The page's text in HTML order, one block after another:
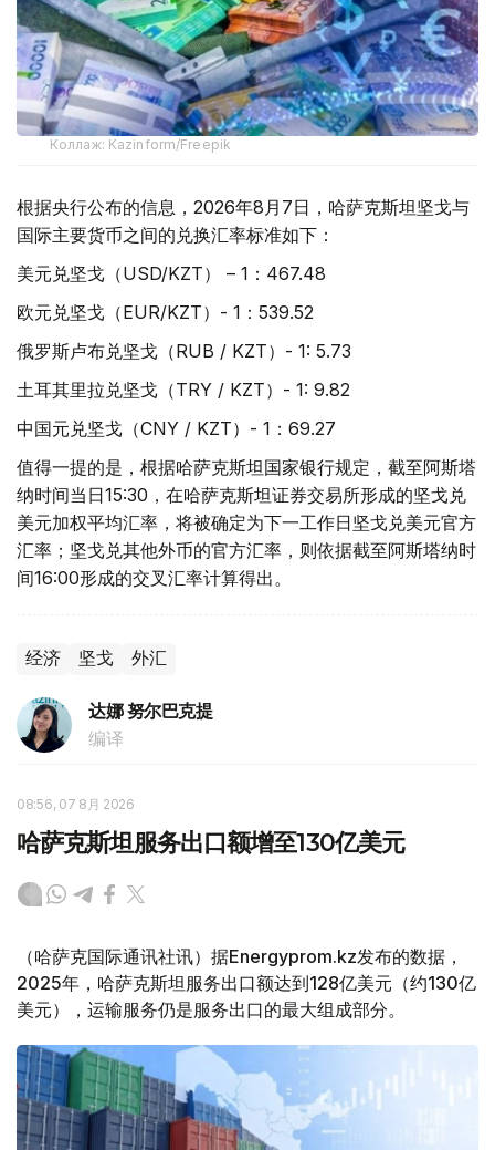
Коллаж: Kazinform/Freepik
根据央行公布的信息，2026年8月7日，哈萨克斯坦坚戈与
国际主要货币之间的兑换汇率标准如下：
美元兑坚戈（USD/KZT） – 1：467.48
欧元兑坚戈（EUR/KZT）- 1：539.52
俄罗斯卢布兑坚戈（RUB / KZT）- 1: 5.73
土耳其里拉兑坚戈（TRY / KZT）- 1: 9.82
中国元兑坚戈（CNY / KZT）- 1：69.27
值得一提的是，根据哈萨克斯坦国家银行规定，截至阿斯塔
纳时间当日15:30，在哈萨克斯坦证券交易所形成的坚戈兑
美元加权平均汇率，将被确定为下一工作日坚戈兑美元官方
汇率；坚戈兑其他外币的官方汇率，则依据截至阿斯塔纳时
间16:00形成的交叉汇率计算得出。
经济 坚戈 外汇
达娜 努尔巴克提
编译
08:56, 07 8月 2026
哈萨克斯坦服务出口额增至130亿美元
（哈萨克国际通讯社讯）据Energyprom.kz发布的数据，
2025年，哈萨克斯坦服务出口额达到128亿美元（约130亿
美元），运输服务仍是服务出口的最大组成部分。